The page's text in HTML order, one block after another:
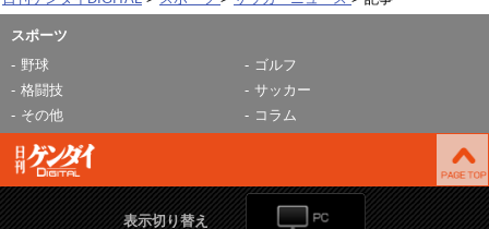
スポーツ
野球
ゴルフ
格闘技
サッカー
その他
コラム
表示切り替え